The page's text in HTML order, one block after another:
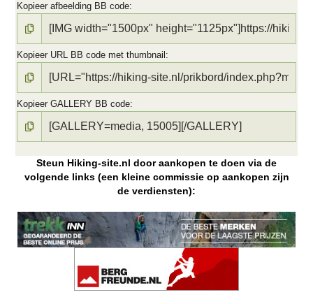
Kopieer afbeelding BB code
Kopieer URL BB code met thumbnail
Kopieer GALLERY BB code
Steun Hiking-site.nl door aankopen te doen via de
volgende links (een kleine commissie op aankopen zijn
de verdiensten):